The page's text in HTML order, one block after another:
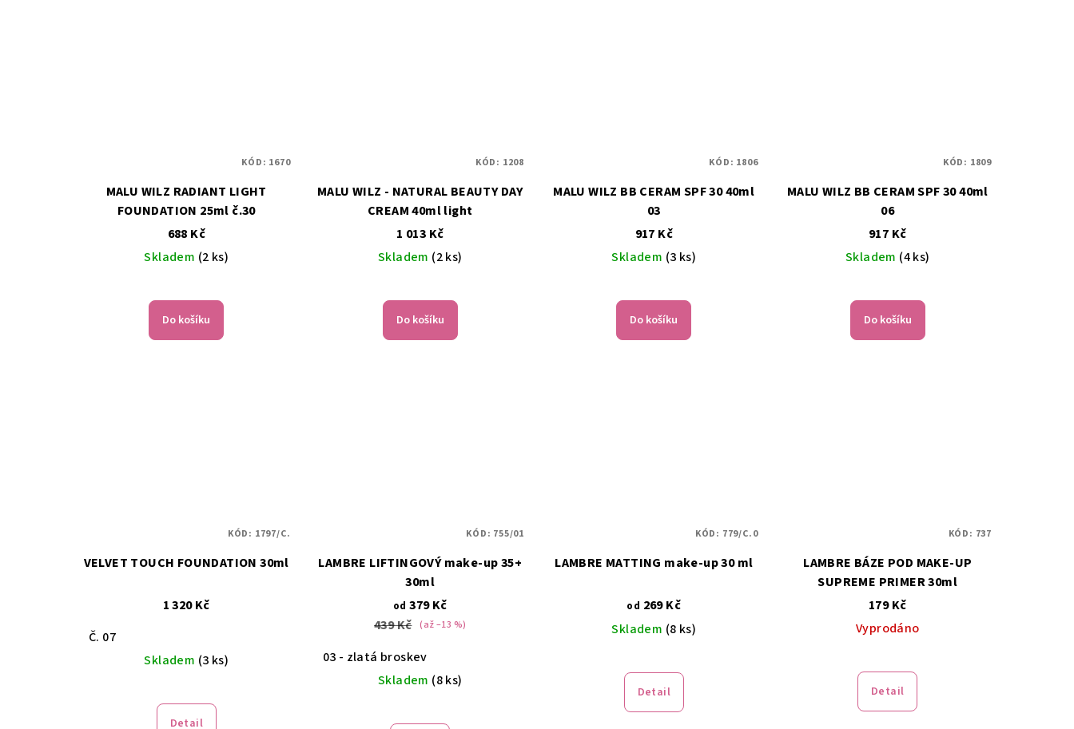
MALU WILZ RADIANT LIGHT
FOUNDATION 25ml č.30
688 Kč
Skladem (2 ks)
Do košíku
KÓD: 1670
MALU WILZ - NATURAL BEAUTY DAY
CREAM 40ml light
1 013 Kč
Skladem (2 ks)
hodnocení
produktu
je
Do košíku
KÓD: 1208
MALU WILZ BB CERAM SPF 30 40ml
03
917 Kč
Skladem (3 ks)
Do košíku
KÓD: 1806
MALU WILZ BB CERAM SPF 30 40ml
06
917 Kč
Skladem (4 ks)
Do košíku
KÓD: 1809
VELVET TOUCH FOUNDATION 30ml
1 320 Kč
Č. 07
Skladem (3 ks)
Detail
KÓD: 1797/C.
LAMBRE LIFTINGOVÝ make-up 35+
30ml
od 379 Kč
439 Kč (až –13 %)
03 - zlatá broskev
Skladem (8 ks)
KÓD: 755/01
LAMBRE MATTING make-up 30 ml
od 269 Kč
Skladem (8 ks)
hodnocení
produktu
je
Detail
KÓD: 779/C.0
LAMBRE BÁZE POD MAKE-UP
SUPREME PRIMER 30ml
179 Kč
Vyprodáno
Detail
KÓD: 737